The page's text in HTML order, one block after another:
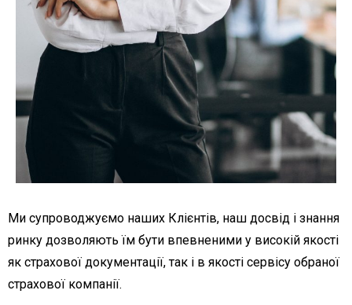
Ми супроводжуємо наших Клієнтів, наш досвід і знання
ринку дозволяють їм бути впевненими у високій якості
як страхової документації, так і в якості сервісу обраної
страхової компанії.